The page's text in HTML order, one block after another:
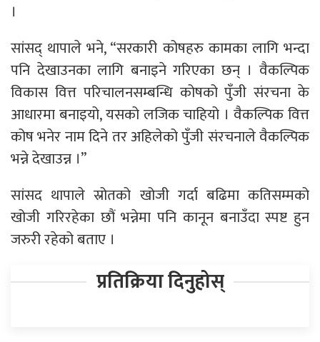
।
सांसद् थापाले भने, “सरकारी कोषहरु कामका लागि भन्दा
पनि देखाउनका लागि बनाइने गरिएका छन् । वैकल्पिक
विकास वित्त परिचालनसम्बन्धि कोषको पुँजी संरचना के
आधारमा बनाइयो, यसको लजिक चाहियो । वैकल्पिक वित्त
कोष भनेर नाम दिने तर अहिलेको पुँजी संरचनाले वैकल्पिक
भन्ने देखाउन्न ।”
सांसद थापाले स्रोतको खोजी गर्दा बढिमा कतिसम्मको
खोजी गरिरहेका छौं भन्नेमा पनि कानून बनाउँदा स्पष्ट हुन
जरुरी रहेको बताए ।
प्रतिक्रिया दिनुहोस्